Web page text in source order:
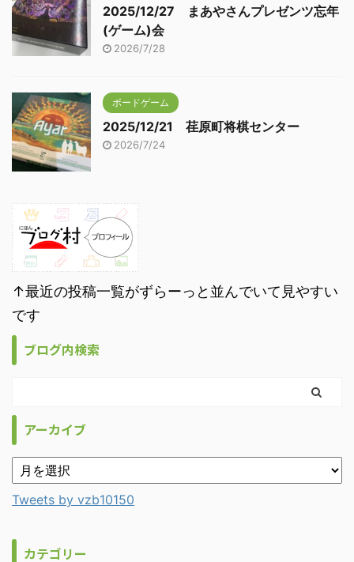
2025/12/27 まあやさんプレゼンツ忘年
(ゲーム)会
2026/7/28
ボードゲーム
2025/12/21 荏原町将棋センター
2026/7/24
↑最近の投稿一覧がずらーっと並んでいて見やすい
です
ブログ内検索
アーカイブ
Tweets by vzb10150
カテゴリー